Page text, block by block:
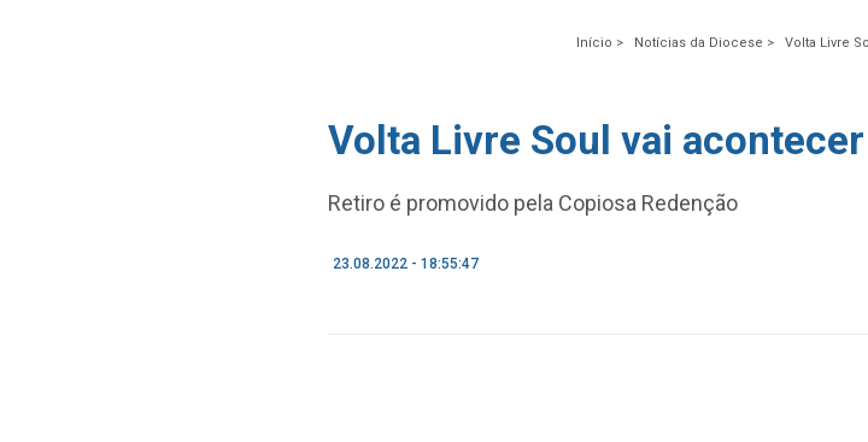
Início > Notícias da Diocese > Volta Livre
Volta Livre Soul vai
Retiro é promovido pela Copiosa Redenção
23.08.2022 - 18:55:47